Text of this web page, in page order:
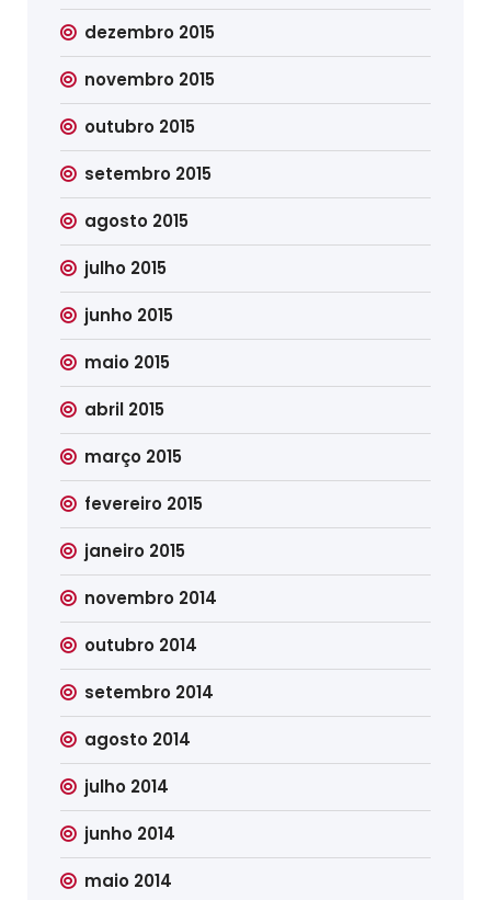
dezembro 2015
novembro 2015
outubro 2015
setembro 2015
agosto 2015
julho 2015
junho 2015
maio 2015
abril 2015
março 2015
fevereiro 2015
janeiro 2015
novembro 2014
outubro 2014
setembro 2014
agosto 2014
julho 2014
junho 2014
maio 2014